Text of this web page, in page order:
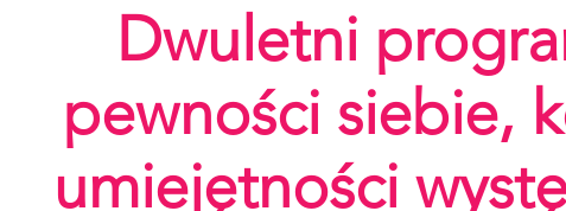
Dwuletni
pewności siebie,
umiejętności